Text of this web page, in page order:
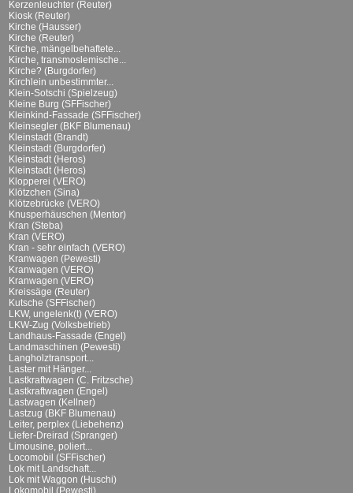
Kerzenleuchter (Reuter)
Kiosk (Reuter)
Kirche (Hausser)
Kirche (Reuter)
Kirche, mängelbehaftete...
Kirche, transmoslemische...
Kirche? (Burgdorfer)
Kirchlein unbestimmter...
Klein-Sotschi (Spielzeug)
Kleine Burg (SFFischer)
Kleinkind-Fassade (SFFischer)
Kleinsegler (BKF Blumenau)
Kleinstadt (Brandt)
Kleinstadt (Burgdorfer)
Kleinstadt (Heros)
Kleinstadt (Heros)
Klopperei (VERO)
Klötzchen (Sina)
Klötzebrücke (VERO)
Knusperhäuschen (Mentor)
Kran (Steba)
Kran (VERO)
Kran - sehr einfach (VERO)
Kranwagen (Pewesti)
Kranwagen (VERO)
Kranwagen (VERO)
Kreissäge (Reuter)
Kutsche (SFFischer)
LKW, ungelenk(t) (VERO)
LKW-Zug (Volksbetrieb)
Landhaus-Fassade (Engel)
Landmaschinen (Pewesti)
Langholztransport...
Laster mit Hänger...
Lastkraftwagen (C. Fritzsche)
Lastkraftwagen (Engel)
Lastwagen (Kellner)
Lastzug (BKF Blumenau)
Leiter, perplex (Liebehenz)
Liefer-Dreirad (Spranger)
Limousine, poliert...
Locomobil (SFFischer)
Lok mit Landschaft...
Lok mit Waggon (Huschi)
Lokomobil (Pewesti)